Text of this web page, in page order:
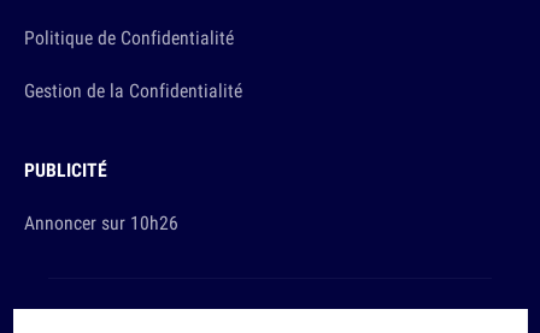
Politique de Confidentialité
Gestion de la Confidentialité
PUBLICITÉ
Annoncer sur 10h26